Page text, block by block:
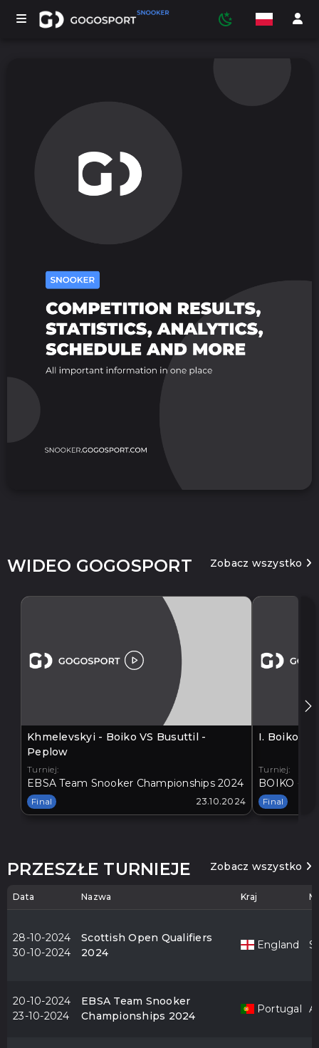
UCZESTNICY
MEDIA
WIDEO GOGOSPORT Zobacz wszystko
Khmelevskyi - Boiko VS Busuttil -
Peplow
Turniej:
EBSA Team Snooker Championships 2024
Final 23.10.2024
I. Boiko
Turniej:
BOIKO -
Final
PRZESZŁE TURNIEJE Zobacz wszystko
Data Nazwa Kraj
28-10-2024
30-10-2024
Scottish Open Qualifiers
2024
England
20-10-2024
23-10-2024
EBSA Team Snooker
Championships 2024
Portugal